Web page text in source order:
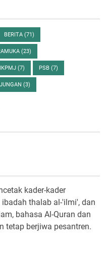
BERITA (71)
(23)
IKPMJ (7) PSB (7)
(3)
kader-kader
thalab al-'ilmi', dan
bahasa Al-Quran dan
tetap berjiwa pesantren.